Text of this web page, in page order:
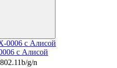
с Алисой
g/n